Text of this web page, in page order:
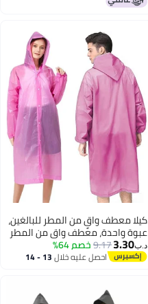
كيلا معطف واقٍ من المطر للبالغين،
عبوة واحدة، معطف واقٍ من المطر
مصنوع من مادة EVA للنساء
والرجال، معطف واقٍ من المطر قابل
الطوارئ/مع غطاء رأس وأكمام
د.ب‏3.30
9.17خصم 64%
احصل عليه خلال 13 - 14
اغسطس